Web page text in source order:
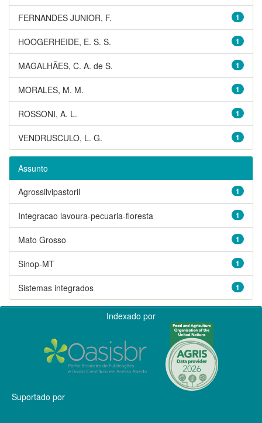
1
FERNANDES JUNIOR, F.
1
HOOGERHEIDE, E. S. S.
1
MAGALHÃES, C. A. de S.
1
MORALES, M. M.
1
ROSSONI, A. L.
1
VENDRUSCULO, L. G.
Assunto
1
Agrossilvipastoril
1
Integracao lavoura-pecuaria-floresta
1
Mato Grosso
1
Sinop-MT
1
Sistemas integrados
Indexado por
Suportado por